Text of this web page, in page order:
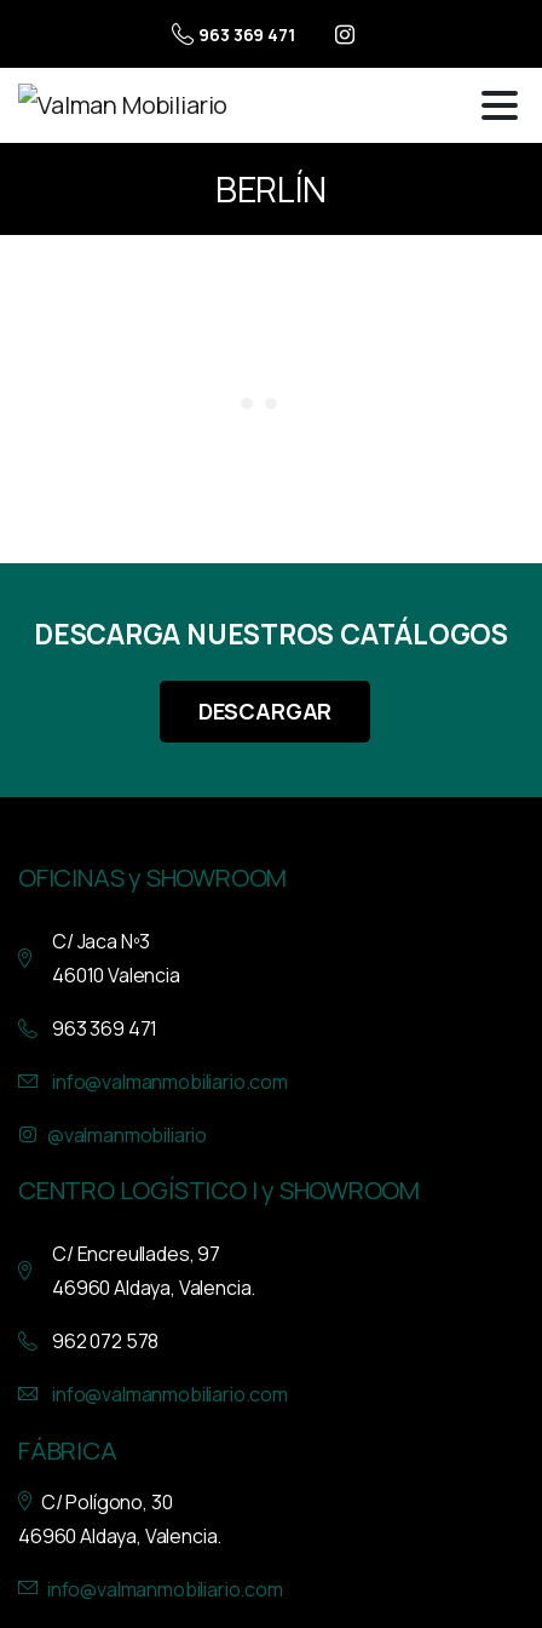
963 369 471
BERLÍN
DESCARGA NUESTROS CATÁLOGOS
DESCARGAR
OFICINAS y SHOWROOM
C/ Jaca Nº3
46010 Valencia
963 369 471
info@valmanmobiliario.com
@valmanmobiliario
CENTRO LOGÍSTICO I y SHOWROOM
C/ Encreullades, 97
46960 Aldaya, Valencia.
962 072 578
info@valmanmobiliario.com
FÁBRICA
C/ Polígono, 30
46960 Aldaya, Valencia.
info@valmanmobiliario.com